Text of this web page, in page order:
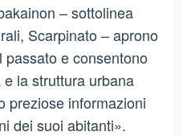
– sottolinea
Scarpinato – aprono
e consentono
la struttura urbana
preziose informazioni
dei suoi abitanti».